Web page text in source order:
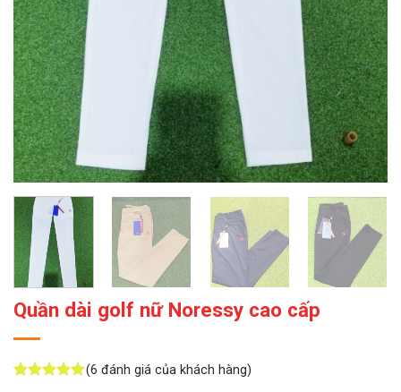
Quần dài golf nữ Noressy cao cấp
(6 đánh giá của khách hàng)